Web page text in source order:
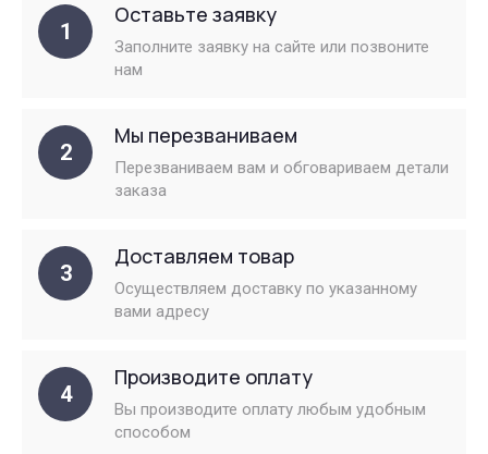
1
Оставьте заявку
Заполните заявку на сайте или позвоните
нам
2
Мы перезваниваем
Перезваниваем вам и обговариваем детали
заказа
3
Доставляем товар
Осуществляем доставку по указанному
вами адресу
4
Производите оплату
Вы производите оплату любым удобным
способом